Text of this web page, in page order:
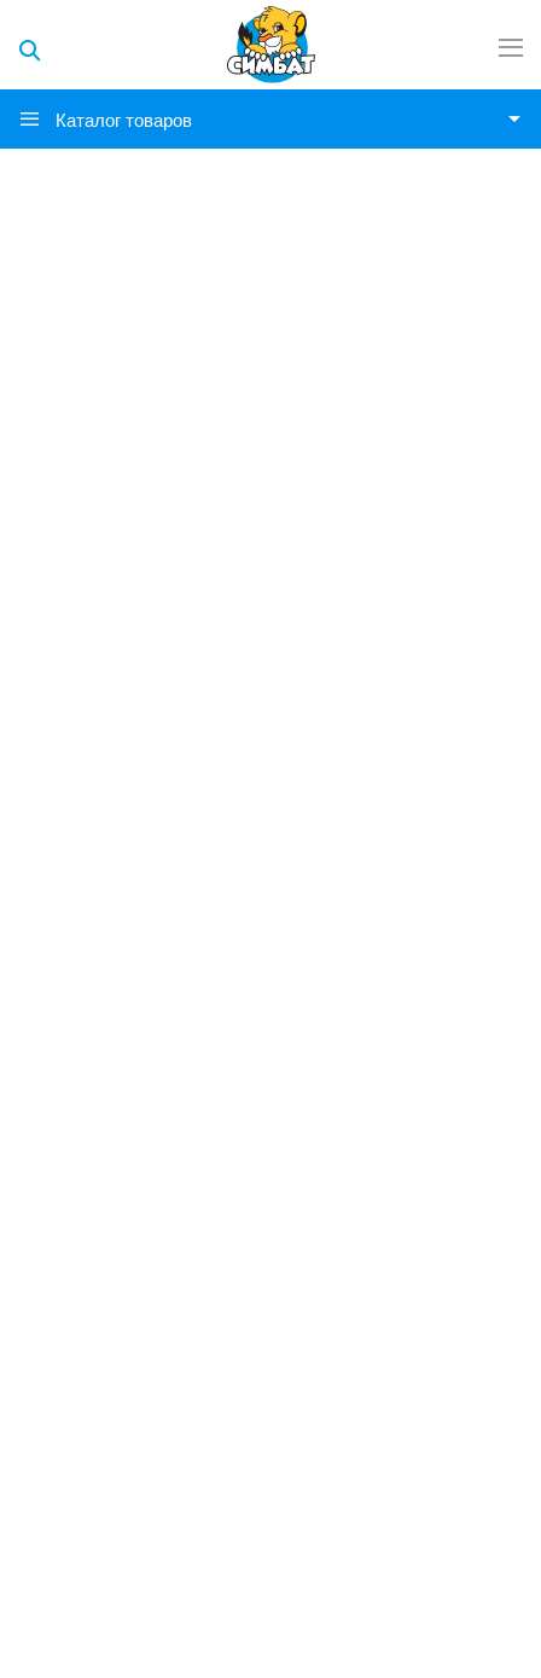
Каталог товаров